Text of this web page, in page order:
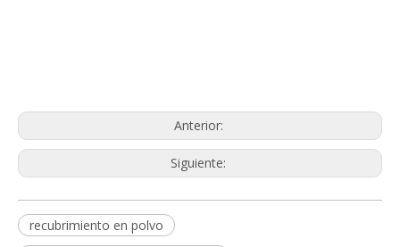
Anterior:
Siguiente:
recubrimiento en polvo